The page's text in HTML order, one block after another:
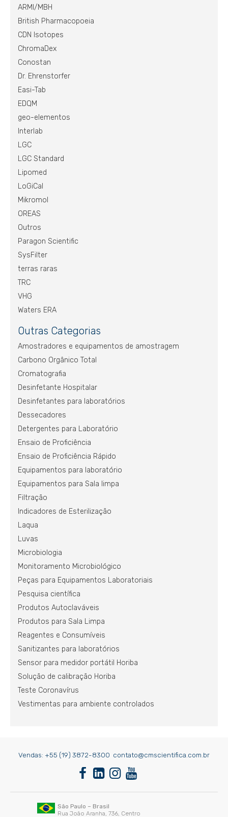
ARMI/MBH
British Pharmacopoeia
CDN Isotopes
ChromaDex
Conostan
Dr. Ehrenstorfer
Easi-Tab
EDQM
geo-elementos
Interlab
LGC
LGC Standard
Lipomed
LoGiCal
Mikromol
OREAS
Outros
Paragon Scientific
SysFilter
terras raras
TRC
VHG
Waters ERA
Outras Categorias
Amostradores e equipamentos de amostragem
Carbono Orgânico Total
Cromatografia
Desinfetante Hospitalar
Desinfetantes para laboratórios
Dessecadores
Detergentes para Laboratório
Ensaio de Proficiência
Ensaio de Proficiência Rápido
Equipamentos para laboratório
Equipamentos para Sala limpa
Filtração
Indicadores de Esterilização
Laqua
Luvas
Microbiologia
Monitoramento Microbiológico
Peças para Equipamentos Laboratoriais
Pesquisa científica
Produtos Autoclaváveis
Produtos para Sala Limpa
Reagentes e Consumíveis
Sanitizantes para laboratórios
Sensor para medidor portátil Horiba
Solução de calibração Horiba
Teste Coronavírus
Vestimentas para ambiente controlados
Vendas: +55 (19) 3872-8300 contato@cmscientifica.com.br
São Paulo – Brasil
Rua João Aranha, 736, Centro